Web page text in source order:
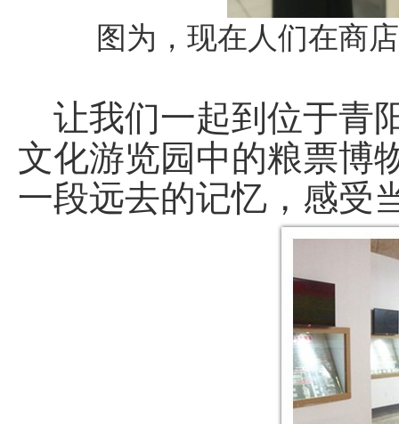
图为，现在人们在商
让我们一起到位于青
文化游览园中的粮票博
一段远去的记忆，感受